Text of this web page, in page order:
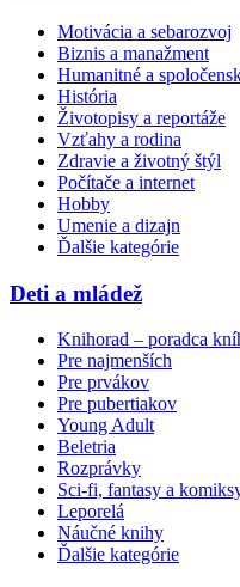
Motivácia a sebarozvoj
Biznis a manažment
Humanitné a
História
Životopisy a reportáže
Vzťahy a rodina
Zdravie a životný štýl
Počítače a internet
Hobby
Umenie a dizajn
Ďalšie kategórie
Deti a mládež
Knihorad – poradca
Pre najmenších
Pre prvákov
Pre pubertiakov
Young Adult
Beletria
Rozprávky
Sci-fi, fantasy a
Leporelá
Náučné knihy
Ďalšie kategórie